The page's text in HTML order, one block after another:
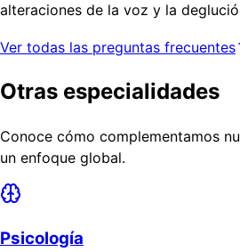
alteraciones de la voz y la
Ver todas las preguntas frecuentes
Otras especialidades
Conoce cómo complementamos
un enfoque global.
Psicología